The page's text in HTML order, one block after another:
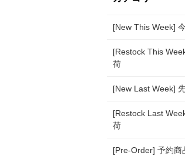
[New This Week]
[Restock This
荷
[New Last Week]
[Restock Last
荷
[Pre-Order] 予約商